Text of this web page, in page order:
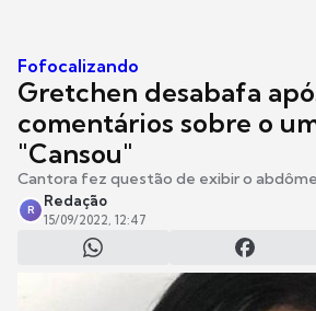
Fofocalizando
Gretchen desabafa
comentários sobre o
"Cansou"
Cantora fez questão de exibir o
R
Redação
15/09/2022, 12:47